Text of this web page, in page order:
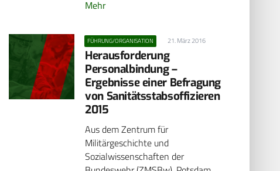
Mehr
FÜHRUNG/ORGANISATION 21. März 2016
Herausforderung
Personalbindung –
Ergebnisse einer Befragung
von Sanitätsstabsoffizieren
2015
Aus dem Zentrum für
Militärgeschichte und
Sozialwissenschaften der